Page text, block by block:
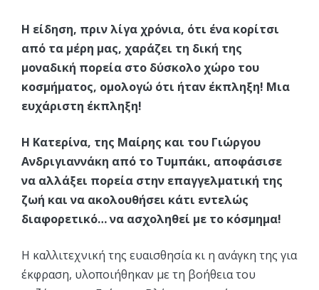
Η είδηση, πριν λίγα χρόνια, ότι ένα κορίτσι
από τα μέρη μας, χαράζει τη δική της
μοναδική πορεία στο δύσκολο χώρο του
κοσμήματος, ομολογώ ότι ήταν έκπληξη! Μια
ευχάριστη έκπληξη!
Η Κατερίνα, της Μαίρης και του Γιώργου
Ανδριγιαννάκη από το Τυμπάκι, αποφάσισε
να αλλάξει πορεία στην επαγγελματική της
ζωή και να ακολουθήσει κάτι εντελώς
διαφορετικό… να ασχοληθεί με το κόσμημα!
Η καλλιτεχνική της ευαισθησία κι η ανάγκη της για
έκφραση, υλοποιήθηκαν με τη βοήθεια του